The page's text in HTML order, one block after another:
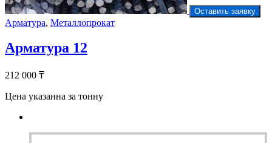
Оставить заявку
Арматура, Металлопрокат
Арматура 12
212 000 ₸
Цена указанна за тонну